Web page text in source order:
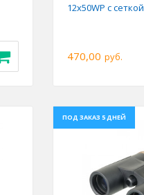
12x50WP с сеткой
470,00 руб.
ПОД ЗАКАЗ 5 ДНЕЙ
Previous